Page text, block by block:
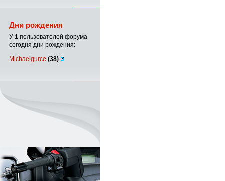
Дни рождения
У 1 пользователей форума
сегодня дни рождения:
Michaelgurce (38)